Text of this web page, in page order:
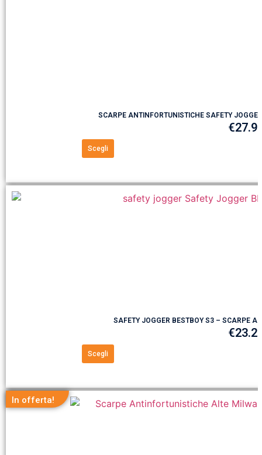
SCARPE ANTINFORTUNISTICHE SAFETY
€
Scegli
SAFETY JOGGER BESTBOY S3 – SCARPE
€
Scegli
In offerta!